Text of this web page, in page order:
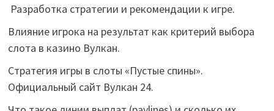
Разработка стратегии и рекомендации к игре.
Влияние игрока на результат как критерий выбора
слота в казино Вулкан.
Стратегия игры в слоты «Пустые спины».
Официальный сайт Вулкан 24.